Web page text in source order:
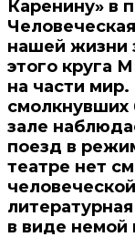
Каренину» в
нашей жизни
этого круга
на части
зале
поезд в
театре нет
в виде